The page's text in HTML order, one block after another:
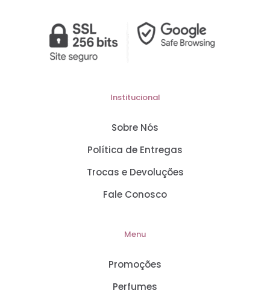
Institucional
Sobre Nós
Política de Entregas
Trocas e Devoluções
Fale Conosco
Menu
Promoções
Perfumes